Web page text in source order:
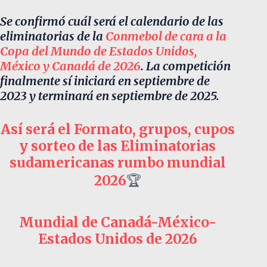
Se confirmó cuál será el calendario de las
eliminatorias de la Conmebol de cara a la
Copa del Mundo de Estados Unidos,
México y Canadá de 2026. La competición
finalmente sí iniciará en septiembre de
2023 y terminará en septiembre de 2025.
Así será el Formato, grupos, cupos
y sorteo de las Eliminatorias
sudamericanas rumbo mundial
2026🏆
Mundial de Canadá-México-
Estados Unidos de 2026